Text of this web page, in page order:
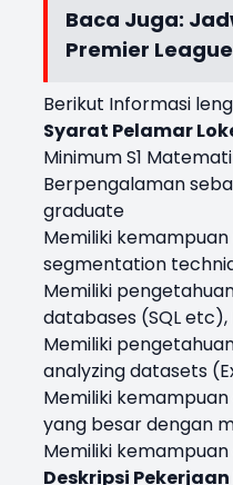
Baca Juga:
Premier League
Berikut Informasi
Syarat Pelamar
Minimum S1
Berpengalaman
graduate
Memiliki
segmentation
Memiliki
databases (SQL etc),
Memiliki
analyzing datasets
Memiliki
yang besar dengan
Memiliki
Deskripsi